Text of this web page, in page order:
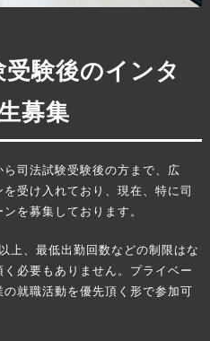
験後のインタ
募集
司法試験受験後の方まで、広
受け入れており、現在、特に司
を募集しております。
上、最低出勤回数などの制限はな
必要もありません。プライベー
就職活動を優先頂く形で参加可